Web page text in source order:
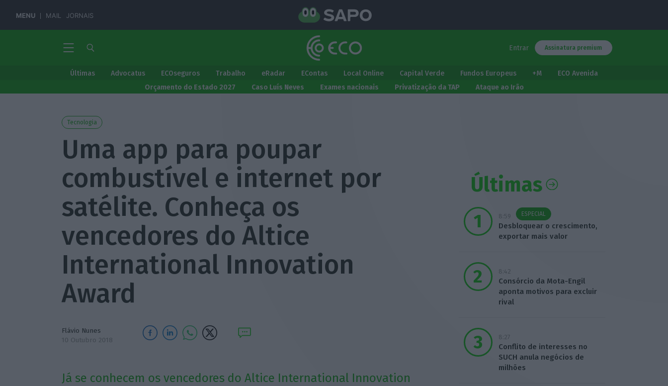
MENU MAIL JORNAIS
Entrar Assinatura premium
Últimas Advocatus ECOseguros Trabalho eRadar EContas Local Online Capital Verde Fundos Europeus +M
ECO Avenida
Orçamento do Estado 2027
Caso Luís Neves Exames nacionais Privatização da TAP Ataque ao Irão
Tecnologia
Uma app para poupar
combustível e internet por
satélite. Conheça os
vencedores do Altice
International Innovation
Award
Flávio Nunes
10 Outubro 2018
Já se conhecem os vencedores do Altice International Innovation
Últimas
8:59 ESPECIAL
Desbloquear o crescimento,
exportar mais valor
8:42
Consórcio da Mota-Engil
aponta motivos para excluir
rival
8:27
Conflito de interesses no
SUCH anula negócios de
milhões